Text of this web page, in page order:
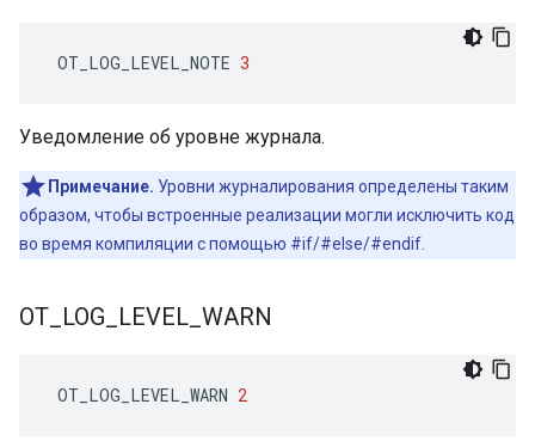
OT_LOG_LEVEL_NOTE 3
Уведомление об уровне журнала.
Примечание. Уровни журналирования определены таким
образом, чтобы встроенные реализации могли исключить код
во время компиляции с помощью #if/#else/#endif.
OT LOG LEVEL WARN
OT_LOG_LEVEL_WARN 2